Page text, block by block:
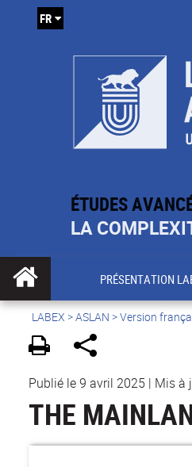
ÉTUDES
LA
FR
PRÉSENTATION
LABEX >ASLAN >Version
Publié le 9 avril 2025 | Mis à
THE